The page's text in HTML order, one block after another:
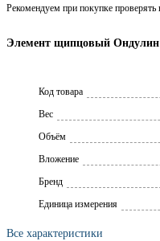
Элемент щипцовый Ондулин
Код товара
Вес
Объём
Вложение
Брeнд
Единица измерения
Все характеристики
Рекомендуем при покупке